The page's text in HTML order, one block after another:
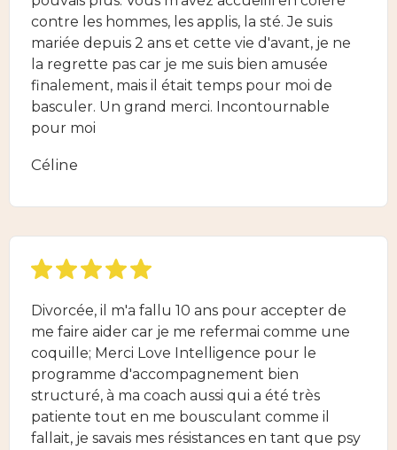
contre les hommes, les applis, la sté. Je suis
mariée depuis 2 ans et cette vie d'avant, je ne
la regrette pas car je me suis bien amusée
finalement, mais il était temps pour moi de
basculer. Un grand merci. Incontournable
pour moi
Céline
Divorcée, il m'a fallu 10 ans pour accepter de
me faire aider car je me refermai comme une
coquille; Merci Love Intelligence pour le
programme d'accompagnement bien
structuré, à ma coach aussi qui a été très
patiente tout en me bousculant comme il
fallait, je savais mes résistances en tant que psy